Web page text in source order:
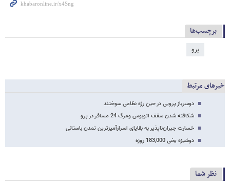
برچسب‌ها
پرو
خبرهای مرتبط
دوسرباز پرویی در حین رژه نظامی سوختند
شکافته شدن سقف اتوبوس ومرگ 24 مسافر در پرو
خسارت جبران‌ناپذیر به بقایای اسرارآمیزترین تمدن باستانی
دوشیزه یخی 183,000 روزه
نظر شما